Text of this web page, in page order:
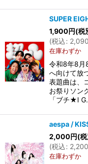
SUPER
1,900円(税
(税込: 2,090
在庫わずか
令和8年8月
へ向けて放
表題曲は、
お祭りソン
「ブチ★I
aespa /
2,000円(
(税込: 2,200
在庫わずか